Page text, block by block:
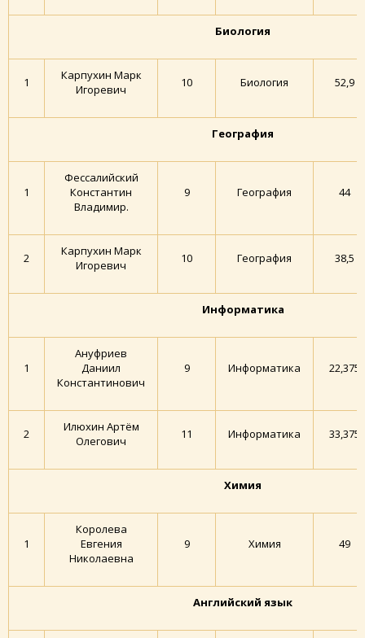
Биология
1
Карпухин Марк
Игоревич
10 Биология 52,9
География
1
Фессалийский
Константин
Владимир.
9 География 44
2
Карпухин Марк
Игоревич
10 География 38,5
Информатика
1
Ануфриев
Даниил
Константинович
9 Информатика 22,375
2
Илюхин Артём
Олегович
11 Информатика 33,375
Химия
1
Королева
Евгения
Николаевна
9 Химия 49
Английский язык